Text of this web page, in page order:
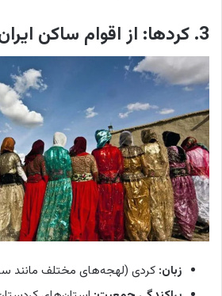
3. کردها: از اقوام ساکن ایران
زبان: کردی (لهجه‌های مختلف مانند